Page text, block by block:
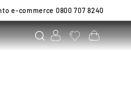
e-commerce 0800 707 8240